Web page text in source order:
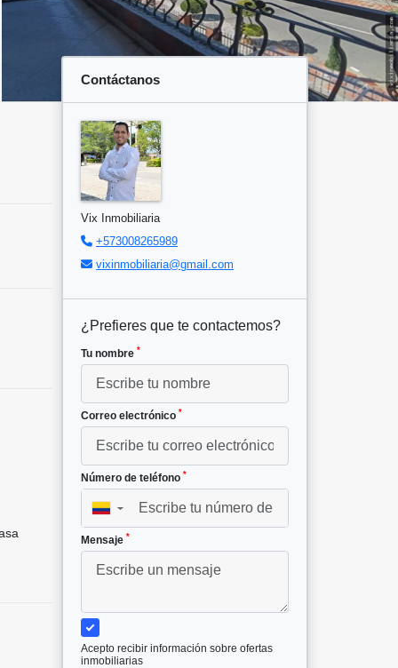
Contáctanos
Vix Inmobiliaria
+573008265989
vixinmobiliaria@gmail.com
¿Prefieres que te contactemos?
Tu nombre *
Correo electrónico *
Número de teléfono *
▼
Mensaje *
Acepto recibir información sobre ofertas
inmobiliarias